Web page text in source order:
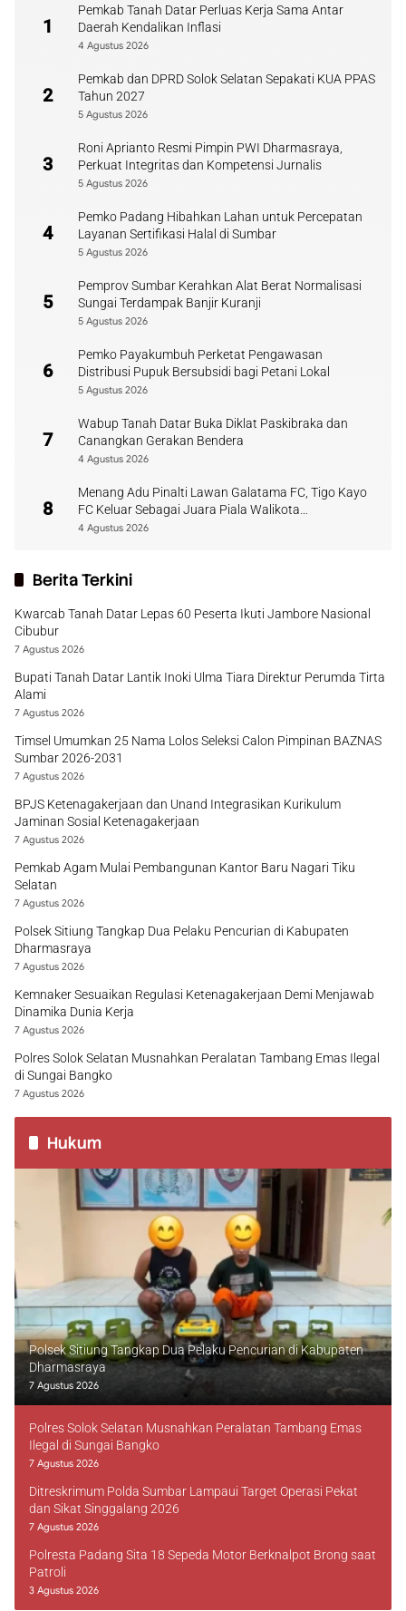
1
Pemkab Tanah Datar Perluas Kerja Sama Antar
Daerah Kendalikan Inflasi
4 Agustus 2026
2
Pemkab dan DPRD Solok Selatan Sepakati KUA PPAS
Tahun 2027
5 Agustus 2026
3
Roni Aprianto Resmi Pimpin PWI Dharmasraya,
Perkuat Integritas dan Kompetensi Jurnalis
5 Agustus 2026
4
Pemko Padang Hibahkan Lahan untuk Percepatan
Layanan Sertifikasi Halal di Sumbar
5 Agustus 2026
5
Pemprov Sumbar Kerahkan Alat Berat Normalisasi
Sungai Terdampak Banjir Kuranji
5 Agustus 2026
6
Pemko Payakumbuh Perketat Pengawasan
Distribusi Pupuk Bersubsidi bagi Petani Lokal
5 Agustus 2026
7
Wabup Tanah Datar Buka Diklat Paskibraka dan
Canangkan Gerakan Bendera
4 Agustus 2026
8
Menang Adu Pinalti Lawan Galatama FC, Tigo Kayo
FC Keluar Sebagai Juara Piala Walikota
Payakumbuh
4 Agustus 2026
Berita Terkini
Kwarcab Tanah Datar Lepas 60 Peserta Ikuti Jambore Nasional
Cibubur
7 Agustus 2026
Bupati Tanah Datar Lantik Inoki Ulma Tiara Direktur Perumda Tirta
Alami
7 Agustus 2026
Timsel Umumkan 25 Nama Lolos Seleksi Calon Pimpinan BAZNAS
Sumbar 2026-2031
7 Agustus 2026
BPJS Ketenagakerjaan dan Unand Integrasikan Kurikulum
Jaminan Sosial Ketenagakerjaan
7 Agustus 2026
Pemkab Agam Mulai Pembangunan Kantor Baru Nagari Tiku
Selatan
7 Agustus 2026
Polsek Sitiung Tangkap Dua Pelaku Pencurian di Kabupaten
Dharmasraya
7 Agustus 2026
Kemnaker Sesuaikan Regulasi Ketenagakerjaan Demi Menjawab
Dinamika Dunia Kerja
7 Agustus 2026
Polres Solok Selatan Musnahkan Peralatan Tambang Emas Ilegal
di Sungai Bangko
7 Agustus 2026
Hukum
Polsek Sitiung Tangkap Dua Pelaku Pencurian di Kabupaten
Dharmasraya
7 Agustus 2026
Polres Solok Selatan Musnahkan Peralatan Tambang Emas
Ilegal di Sungai Bangko
7 Agustus 2026
Ditreskrimum Polda Sumbar Lampaui Target Operasi Pekat
dan Sikat Singgalang 2026
7 Agustus 2026
Polresta Padang Sita 18 Sepeda Motor Berknalpot Brong saat
Patroli
3 Agustus 2026